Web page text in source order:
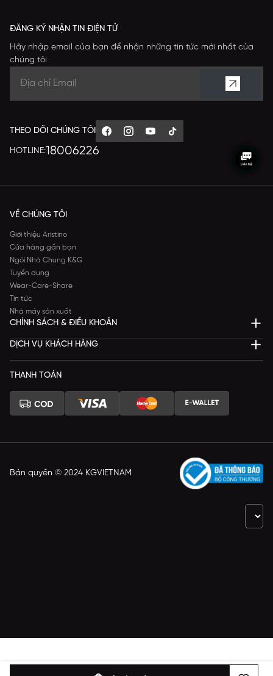
ĐĂNG KÝ NHẬN TIN ĐIỆN TỬ
Hãy nhập email của bạn để nhận những tin tức mới nhất của
chúng tôi
THEO DÕI CHÚNG TÔI
HOTLINE:18006226
VỀ CHÚNG TÔI
Giới thiệu Aristino
Cửa hàng gần bạn
Ngôi Nhà Chung K&G
Tuyển dụng
Wear-Care-Share
Tin tức
Nhà máy sản xuất
CHÍNH SÁCH & ĐIỀU KHOẢN
DỊCH VỤ KHÁCH HÀNG
THANH TOÁN
Bản quyền © 2024 KGVIETNAM